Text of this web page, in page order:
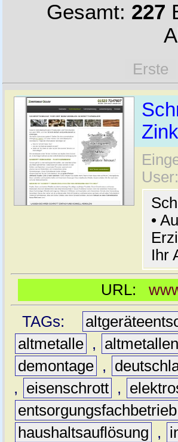
Gesamt: 227
Erste
User:
•
Ihr
URL:
TAGs:
altmetalle ,
demontage ,
,
eisenschrott ,
entsorgungsfachbetrieb
haushaltsauflösung
,